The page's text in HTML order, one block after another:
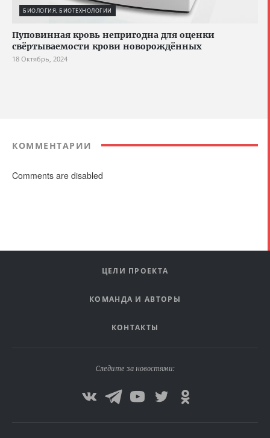
БИОЛОГИЯ, БИОТЕХНОЛОГИИ
Пуповинная кровь непригодна для оценки
свёртываемости крови новорождённых
18 Октябрь, 2024
КОММЕНТАРИИ
Comments are disabled
ЦЕЛИ ПРОЕКТА
КОМАНДА И АВТОРЫ
КОНТАКТЫ
Следите за новостями: